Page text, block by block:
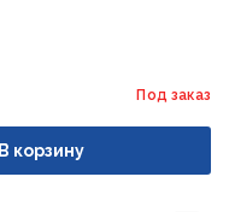
Под заказ
В корзину